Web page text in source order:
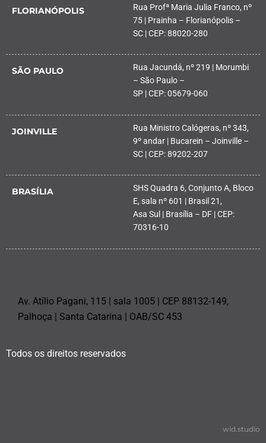
FLORIANÓPOLIS
Rua Profª Maria Julia Franco, nº
75 | Prainha – Florianópolis –
SC | CEP: 88020-280
SÃO PAULO
Rua Jacundá, nº 219 | Morumbi
– São Paulo –
SP | CEP: 05679-060
JOINVILLE
Rua Ministro Calógeras, nº 343,
9º andar | Bucarein – Joinville –
SC | CEP: 89202-207
BRASÍLIA
SHS Quadra 6, Conjunto A, Bloco
E, sala nº 601 | Brasil 21,
Asa Sul | Brasília – DF | CEP:
70316-10
Av. Atílio Pagani, 115 | sala 1005 | CEP 88132-149,
Palhoça | Santa Catarina | OAB/SC 453
Todos os direitos reservados
wid.studio